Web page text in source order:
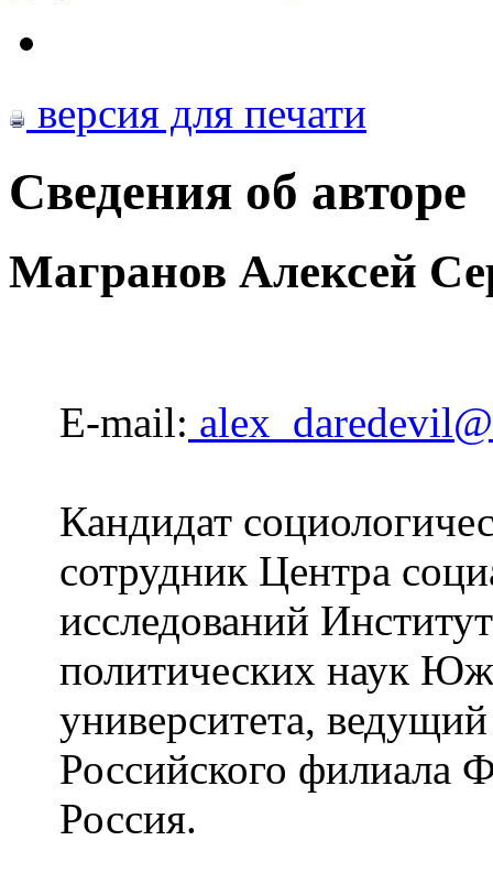
версия для печати
Сведения об авторе
Магранов Алексей
E-mail:
Кандидат
сотрудник Центра
исследований
политических наук
университета,
Российского
Россия.